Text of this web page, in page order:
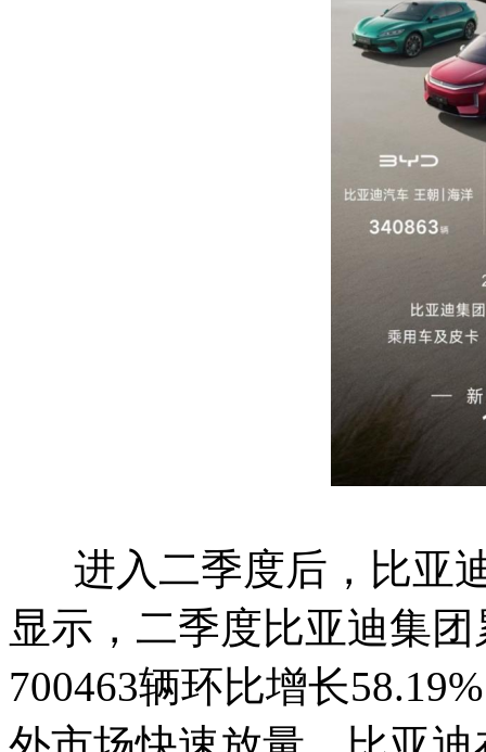
进入二季度后，比亚
显示，二季度比亚迪集
700463辆环比增长